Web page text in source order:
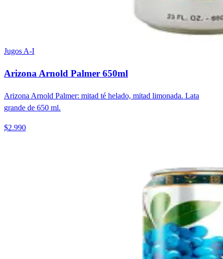
Jugos A-I
Arizona Arnold Palmer 650ml
Arizona Arnold Palmer: mitad té helado, mitad limonada. Lata
grande de 650 ml.
$2.990